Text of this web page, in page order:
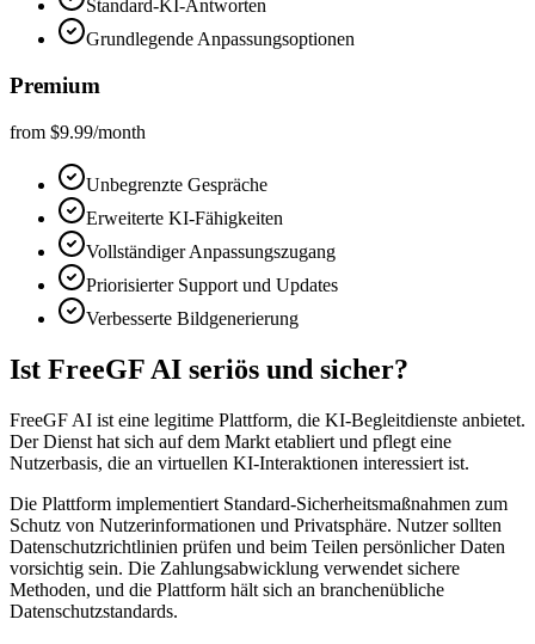
Standard-KI-Antworten
Grundlegende Anpassungsoptionen
Premium
from $9.99/month
Unbegrenzte Gespräche
Erweiterte KI-Fähigkeiten
Vollständiger Anpassungszugang
Priorisierter Support und Updates
Verbesserte Bildgenerierung
Ist FreeGF AI seriös und sicher?
FreeGF AI ist eine legitime Plattform, die KI-Begleitdienste anbietet.
Der Dienst hat sich auf dem Markt etabliert und pflegt eine
Nutzerbasis, die an virtuellen KI-Interaktionen interessiert ist.
Die Plattform implementiert Standard-Sicherheitsmaßnahmen zum
Schutz von Nutzerinformationen und Privatsphäre. Nutzer sollten
Datenschutzrichtlinien prüfen und beim Teilen persönlicher Daten
vorsichtig sein. Die Zahlungsabwicklung verwendet sichere
Methoden, und die Plattform hält sich an branchenübliche
Datenschutzstandards.